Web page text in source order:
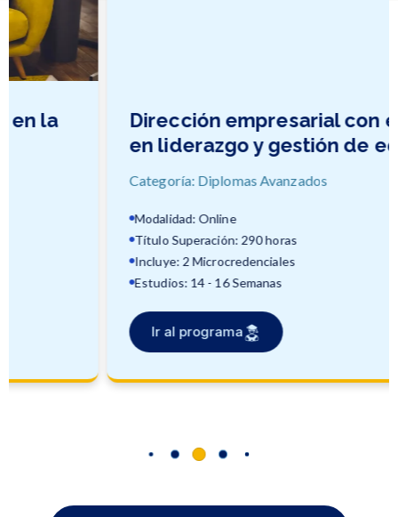
Dirección empresarial con énfasis
en liderazgo y gestión de equipo
Categoría: Diplomas Avanzados
Modalidad: Online
Título Superación: 290 horas
Incluye: 2 Microcredenciales
Estudios: 14 - 16 Semanas
Ir al programa